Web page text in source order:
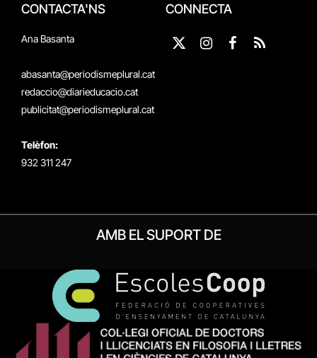
CONTACTA'NS
Ana Basanta
abasanta@periodismeplural.cat
redaccio@diarieducacio.cat
publicitat@periodismeplural.cat
Telèfon:
932 311 247
CONNECTA
X
Instagram
Facebook
RSS
AMB EL SUPORT DE